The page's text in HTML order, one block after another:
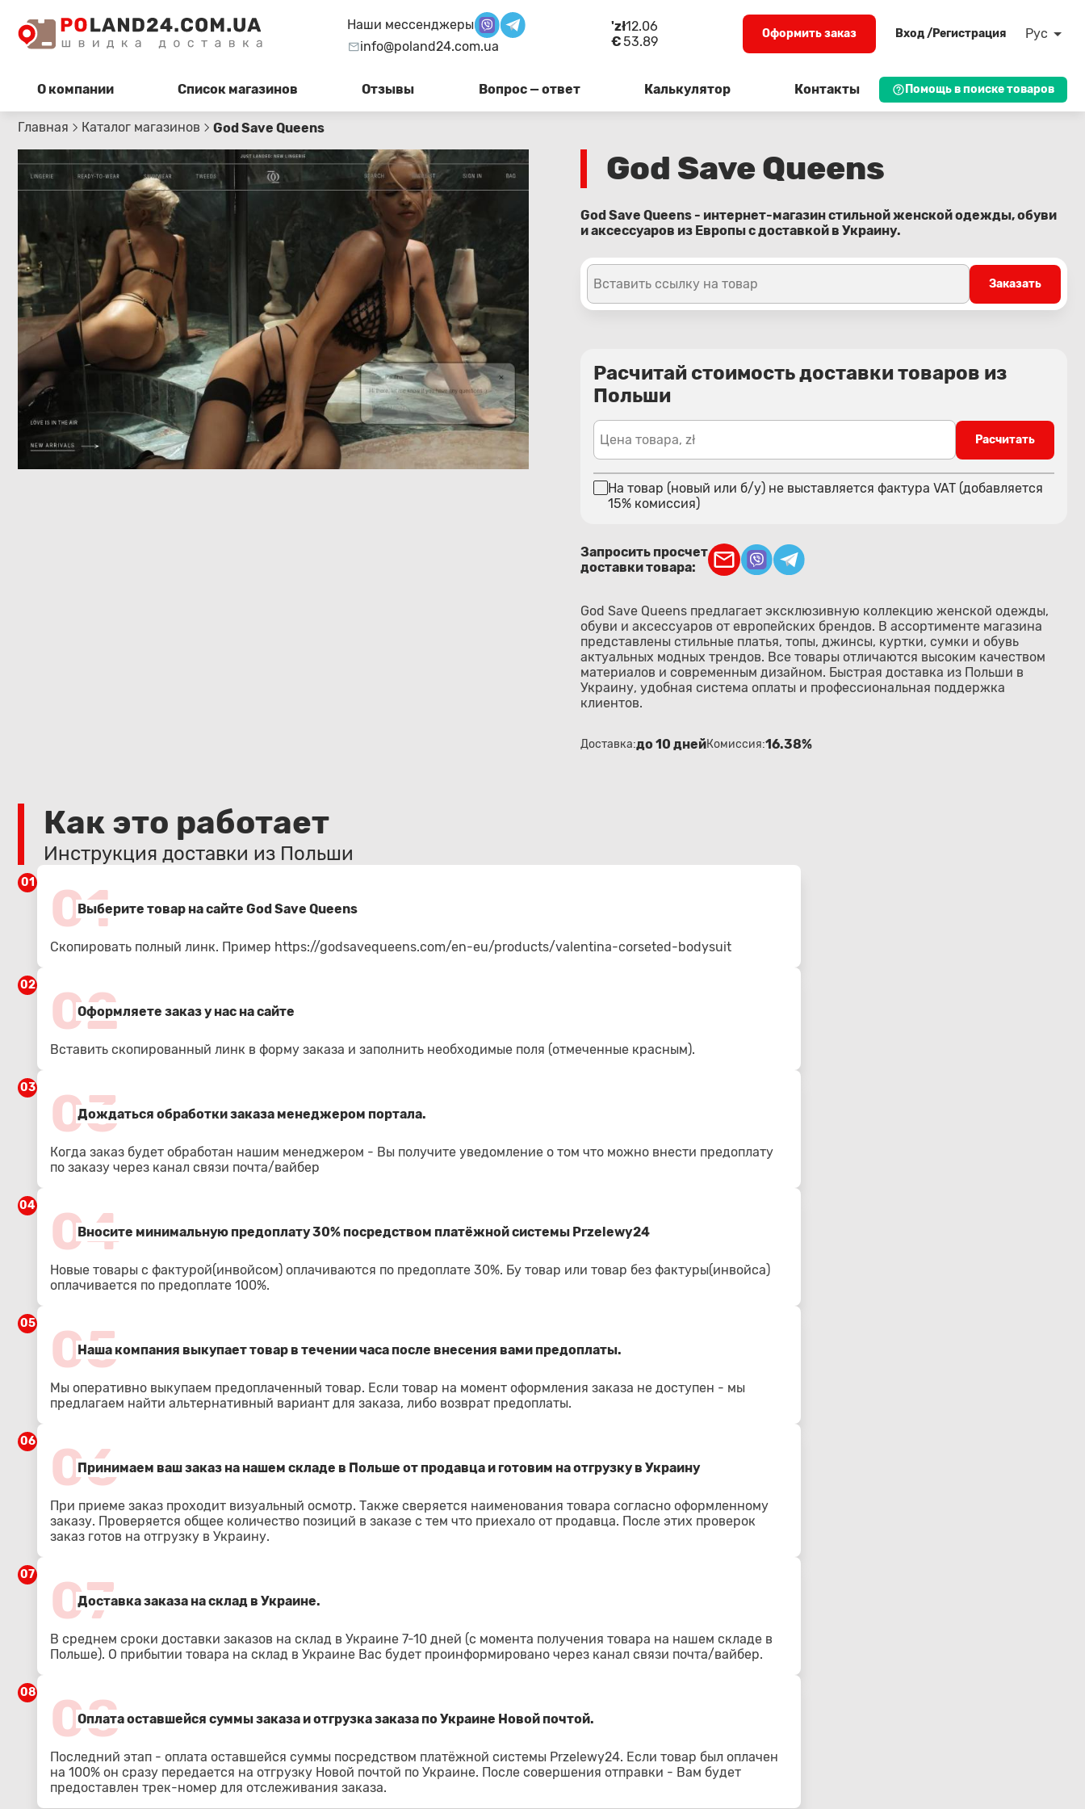
Наши мессенджеры
info@poland24.com.ua
'zł12.06
€53.89
Оформить заказ Вход /Регистрация Рус
О компании Список магазинов Отзывы Вопрос — ответ Калькулятор Контакты Помощь в поиске товаров
Главная Каталог магазинов God Save Queens
God Save Queens
God Save Queens - интернет-магазин стильной женской одежды, обуви
и аксессуаров из Европы с доставкой в Украину.
Вставить ссылку на товар Заказать
Расчитай стоимость доставки товаров из
Польши
Цена товара, zł Расчитать
На товар (новый или б/у) не выставляется фактура VAT (добавляется
15% комиссия)
Запросить просчет
доставки товара:
God Save Queens предлагает эксклюзивную коллекцию женской одежды,
обуви и аксессуаров от европейских брендов. В ассортименте магазина
представлены стильные платья, топы, джинсы, куртки, сумки и обувь
актуальных модных трендов. Все товары отличаются высоким качеством
материалов и современным дизайном. Быстрая доставка из Польши в
Украину, удобная система оплаты и профессиональная поддержка
клиентов.
Доставка:до 10 днейКомиссия:16.38%
Как это работает
Инструкция доставки из Польши
01 01
Выберите товар на сайте God Save Queens
Скопировать полный линк. Пример https://godsavequeens.com/en-eu/products/valentina-corseted-bodysuit
02 02
Оформляете заказ у нас на сайте
Вставить скопированный линк в форму заказа и заполнить необходимые поля (отмеченные красным).
03 03
Дождаться обработки заказа менеджером портала.
Когда заказ будет обработан нашим менеджером - Вы получите уведомление о том что можно внести предоплату
по заказу через канал связи почта/вайбер
04 04
Вносите минимальную предоплату 30% посредством платёжной системы Przelewy24
Новые товары с фактурой(инвойсом) оплачиваются по предоплате 30%. Бу товар или товар без фактуры(инвойса)
оплачивается по предоплате 100%.
05 05
Наша компания выкупает товар в течении часа после внесения вами предоплаты.
Мы оперативно выкупаем предоплаченный товар. Если товар на момент оформления заказа не доступен - мы
предлагаем найти альтернативный вариант для заказа, либо возврат предоплаты.
06 06
Принимаем ваш заказ на нашем складе в Польше от продавца и готовим на отгрузку в Украину
При приеме заказ проходит визуальный осмотр. Также сверяется наименования товара согласно оформленному
заказу. Проверяется общее количество позиций в заказе с тем что приехало от продавца. После этих проверок
заказ готов на отгрузку в Украину.
07 07
Доставка заказа на склад в Украине.
В среднем сроки доставки заказов на склад в Украине 7-10 дней (с момента получения товара на нашем складе в
Польше). О прибытии товара на склад в Украине Вас будет проинформировано через канал связи почта/вайбер.
08 08
Оплата оставшейся суммы заказа и отгрузка заказа по Украине Новой почтой.
Последний этап - оплата оставшейся суммы посредством платёжной системы Przelewy24. Если товар был оплачен
на 100% он сразу передается на отгрузку Новой почтой по Украине. После совершения отправки - Вам будет
предоставлен трек-номер для отслеживания заказа.